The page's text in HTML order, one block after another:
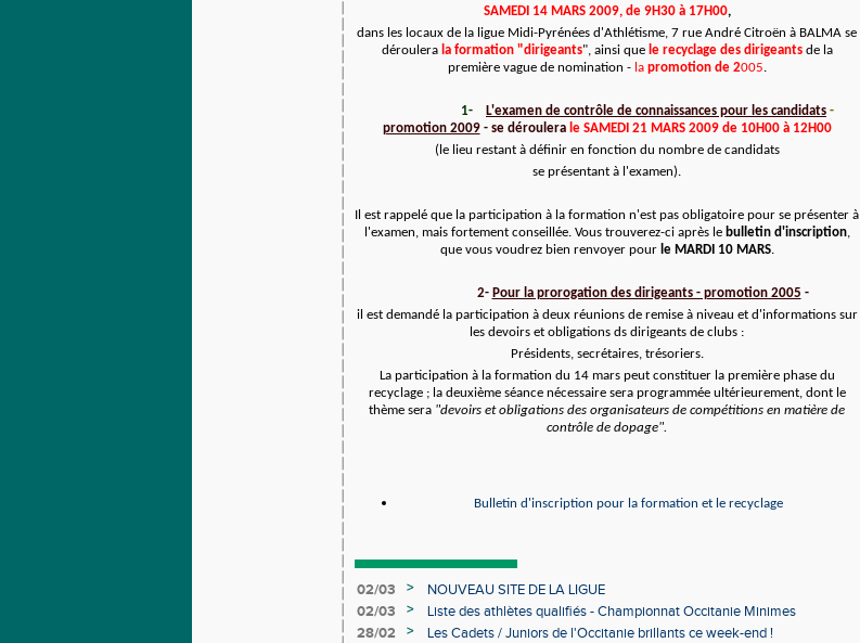
SAMEDI 14 MARS 2009, de 9H30 à 17H00,
dans les locaux de la ligue Midi-Pyrénées d'Athlétisme, 7 rue André Citroën à BALMA se
déroulera la formation "dirigeants", ainsi que le recyclage des dirigeantsde la
première vague de nomination - la promotion de 2005.
1- L'examen de contrôle de connaissances pour les candidats -
promotion 2009 - se déroulera le SAMEDI 21 MARS 2009 de 10H00 à 12H00
(le lieu restant à définir en fonction du nombre de candidats
se présentant à l'examen).
Il est rappelé que la participation à la formation n'est pas obligatoire pour se présenter à
l'examen, mais fortement conseillée. Vous trouverez-ci après le bulletin d'inscription,
que vous voudrez bien renvoyer pour le MARDI 10 MARS.
2- Pour la prorogation des dirigeants - promotion 2005 -
il est demandé la participation à deux réunions de remise à niveau et d'informations sur
les devoirs et obligations ds dirigeants de clubs :
Présidents, secrétaires, trésoriers.
La participation à la formation du 14 mars peut constituer la première phase du
recyclage ; la deuxième séance nécessaire sera programmée ultérieurement, dont le
thème sera "devoirs et obligations des organisateurs de compétitions en matière de
contrôle de dopage".
Bulletin d'inscription pour la formation et le recyclage
02/03 >
NOUVEAU SITE DE LA LIGUE
02/03
>
Liste des athlètes qualifiés - Championnat Occitanie Minimes
Individuels en salle
28/02 >
Les Cadets / Juniors de l'Occitanie brillants ce week-end !